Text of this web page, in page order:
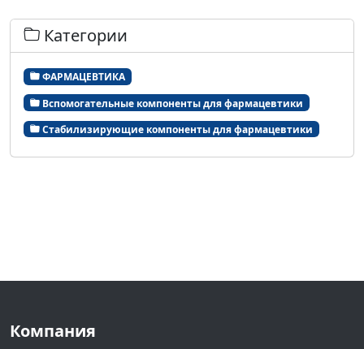
Категории
ФАРМАЦЕВТИКА
Вспомогательные компоненты для фармацевтики
Стабилизирующие компоненты для фармацевтики
Компания